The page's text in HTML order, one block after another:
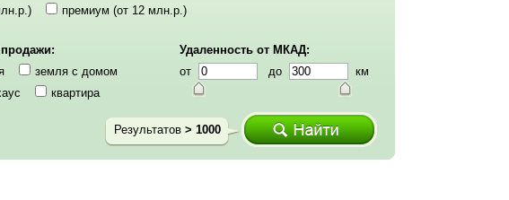
премиум (от 12 млн.р.)
земля с домом
квартира
Удаленность от МКАД:
от
до км
Результатов > 1000